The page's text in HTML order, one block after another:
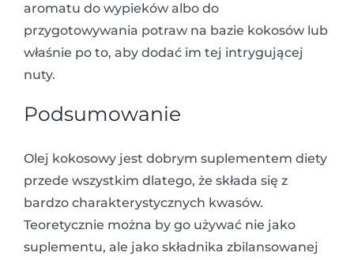
aromatu do wypieków albo do
przygotowywania potraw na bazie kokosów lub
właśnie po to, aby dodać im tej intrygującej
nuty.
Podsumowanie
Olej kokosowy jest dobrym suplementem diety
przede wszystkim dlatego, że składa się z
bardzo charakterystycznych kwasów.
Teoretycznie można by go używać nie jako
suplementu, ale jako składnika zbilansowanej